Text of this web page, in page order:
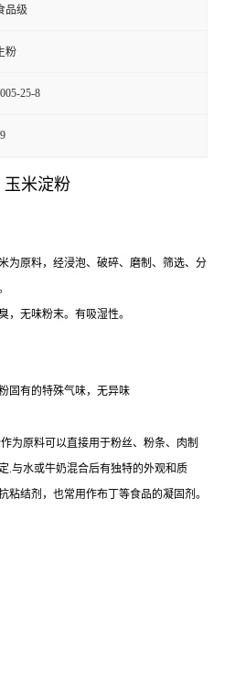
品级
粉
25-8
玉米淀粉
为原料，经浸泡、破碎、磨制、筛选、分
，无味粉末。有吸湿性。
固有的特殊气味，无异味
为原料可以直接用于粉丝、粉条、肉制
.与水或牛奶混合后有独特的外观和质
粘结剂，也常用作布丁等食品的凝固剂。